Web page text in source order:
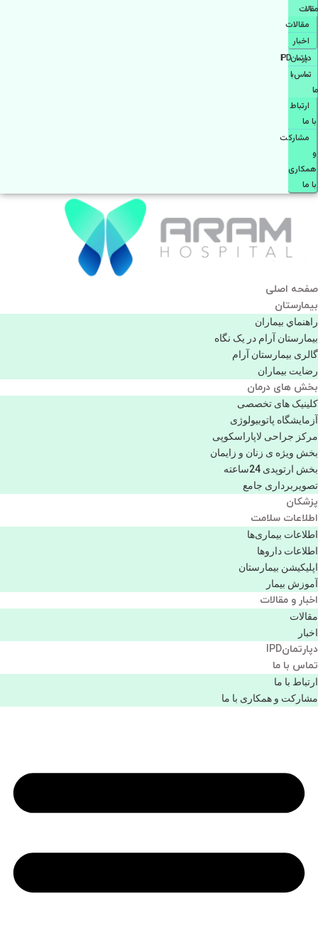
مقالات
مقالات
اخبار
دپارتمانIPD
تماس با
ما
ارتباط
با ما
مشاركت
و
همكاری
با ما
صفحه اصلی
بيمارستان
راهنماي بیماران
بیمارستان آرام در یک نگاه
گالری بیمارستان آرام
رضایت بیماران
بخش های درمان
کلینیک های تخصصی
آزمایشگاه پاتوبیولوژی
مرکز جراحی لاپاراسکوپی
بخش ویژه ی زنان و زایمان
بخش ارتوپدی 24ساعته
تصویربرداری جامع
پزشكان
اطلاعات سلامت
اطلاعات بیماری‌ها
اطلاعات دارو‌ها
اپليكيشن بيمارستان
آموزش بیمار
اخبار و مقالات
مقالات
اخبار
دپارتمانIPD
تماس با ما
ارتباط با ما
مشاركت و همكاری با ما